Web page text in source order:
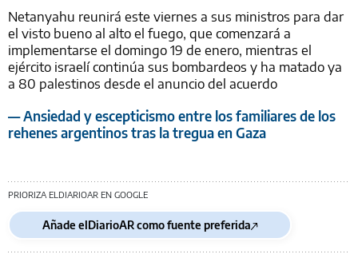
Netanyahu reunirá este viernes a sus ministros para dar
el visto bueno al alto el fuego, que comenzará a
implementarse el domingo 19 de enero, mientras el
ejército israelí continúa sus bombardeos y ha matado ya
a 80 palestinos desde el anuncio del acuerdo
— Ansiedad y escepticismo entre los familiares de los
rehenes argentinos tras la tregua en Gaza
PRIORIZA ELDIARIOAR EN GOOGLE
Añade elDiarioAR como fuente preferida